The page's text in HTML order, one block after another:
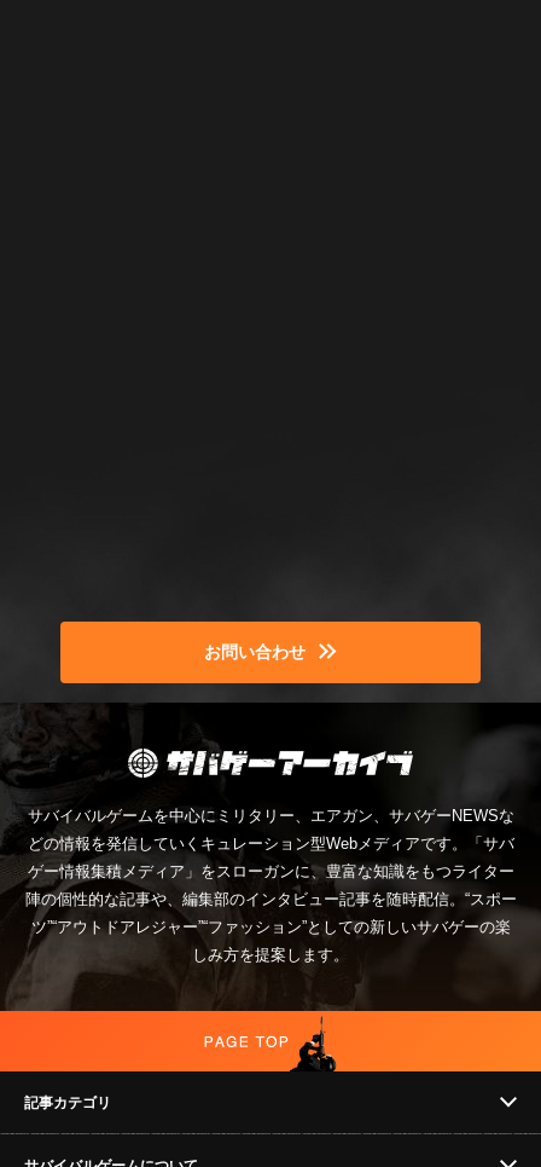
お問い合わせ
サバイバルゲームを中心にミリタリー、エアガン、サバゲーNEWSな
どの情報を発信していくキュレーション型Webメディアです。「サバ
ゲー情報集積メディア」をスローガンに、豊富な知識をもつライター
陣の個性的な記事や、編集部のインタビュー記事を随時配信。“スポー
ツ”“アウトドアレジャー”“ファッション”としての新しいサバゲーの楽
しみ方を提案します。
記事カテゴリ